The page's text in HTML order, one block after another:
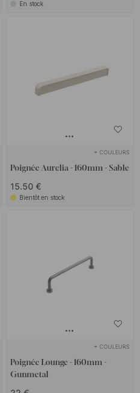
En stock
+ COULEURS
Poignée Aurelia - 160mm - Sable
15.50 €
Bientôt en stock
+ COULEURS
Poignée Lounge - 160mm -
Gunmetal